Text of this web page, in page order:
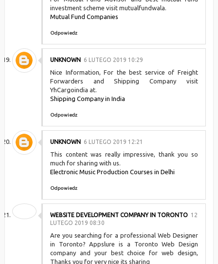
investment scheme visit mutualfundwala.
Mutual Fund Companies
Odpowiedz
UNKNOWN 6 LUTEGO 2019 10:29
Nice Information, For the best service of Freight
Forwarders and Shipping Company visit
YhCargoindia at.
Shipping Company in India
Odpowiedz
UNKNOWN 6 LUTEGO 2019 12:21
This content was really impressive, thank you so
much for sharing with us.
Electronic Music Production Courses in Delhi
Odpowiedz
WEBSITE DEVELOPMENT COMPANY IN TORONTO 12
LUTEGO 2019 08:30
Are you searching for a professional Web Designer
in Toronto? Appslure is a Toronto Web Design
company and your best choice for web design,
Thanks you for very nice its sharing